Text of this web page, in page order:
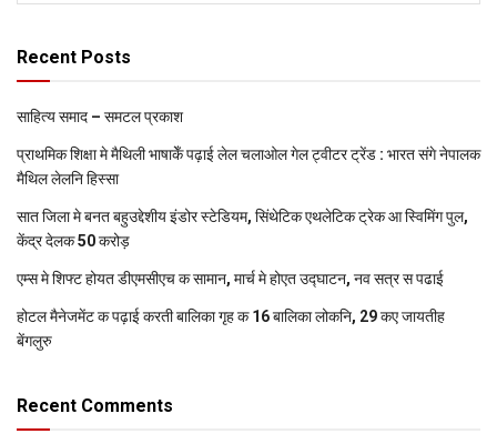
Recent Posts
साहित्य समाद – समटल प्रकाश
प्राथमिक शि‍क्षा मे मैथि‍ली भाषाकेँ पढ़ाई लेल चलाओल गेल ट्वीटर ट्रेंड : भारत संगे नेपालक
मैथिल लेलनि हिस्सा
सात जिला मे बनत बहुउद्देशीय इंडोर स्‍टेडि‍यम, सिंथेटिक एथलेटिक ट्रेक आ स्विमिंग पुल,
केंद्र देलक 50 करोड़
एम्स मे शिफ्ट होयत डीएमसीएच क सामान, मार्च मे होएत उद्घाटन, नव सत्र स पढाई
होटल मैनेजमेंट क पढ़ाई करती बालिका गृह क 16 बालिका लोकनि, 29 कए जायतीह
बेंगलुरु
Recent Comments